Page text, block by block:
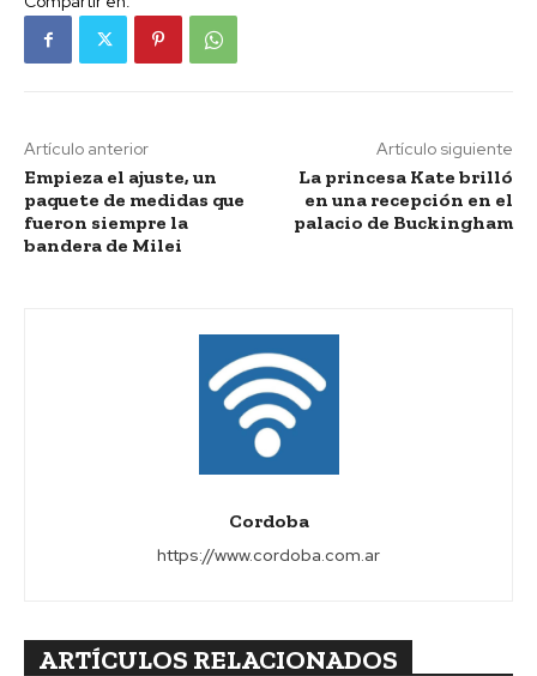
Artículo anterior
Empieza el ajuste, un
paquete de medidas que
fueron siempre la
bandera de Milei
Artículo siguiente
La princesa Kate brilló
en una recepción en el
palacio de Buckingham
Cordoba
https://www.cordoba.com.ar
ARTÍCULOS RELACIONADOS